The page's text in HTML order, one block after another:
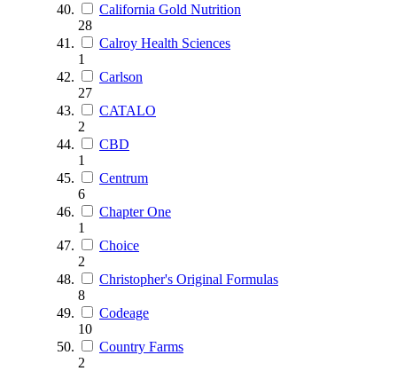
California Gold Nutrition
28
Calroy Health Sciences
1
Carlson
27
CATALO
2
CBD
1
Centrum
6
Chapter One
1
Choice
2
Christopher's Original Formulas
8
Codeage
10
Country Farms
2